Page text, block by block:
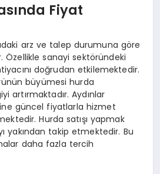
Fiyat
arz ve talep durumuna göre
Özellikle sanayi sektöründeki
doğrudan etkilemektedir.
büyümesi hurda
artırmaktadır. Aydınlar
güncel fiyatlarla hizmet
Hurda satışı yapmak
yakından takip etmektedir. Bu
daha fazla tercih